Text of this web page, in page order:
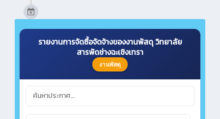
รายงานการจัดซื้อจัดจ้างของงานพัสดุ วิทยาลัย
สารพัดช่างฉะเชิงเทรา
งานพัสดุ